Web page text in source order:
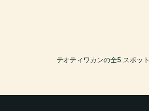
テオティワカンの全5 スポット